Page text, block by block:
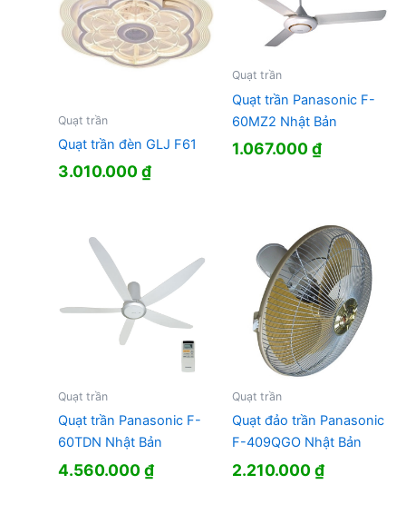
Quạt trần
Quạt trần đèn GLJ F61
3.010.000₫
Quạt trần
Quạt trần Panasonic F-
60MZ2 Nhật Bản
1.067.000₫
Quạt trần
Quạt trần Panasonic F-
60TDN Nhật Bản
4.560.000₫
Quạt trần
Quạt đảo trần Panasonic
F-409QGO Nhật Bản
2.210.000₫